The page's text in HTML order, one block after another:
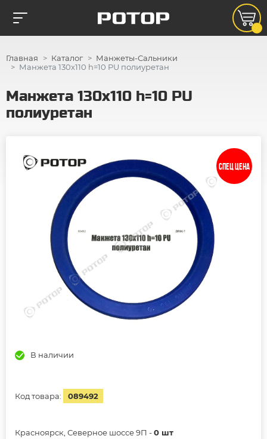
Главная Каталог
Манжеты-Сальники
Манжета 130х110 h=10 PU полиуретан
Манжета 130х110 h=10 PU
полиуретан
СПЕЦ ЦЕНА
В наличии
Код товара: 089492
Красноярск, Северное шоссе 9П -0 шт